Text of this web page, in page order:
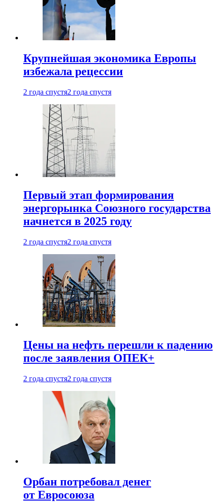
Крупнейшая экономика Европы
избежала рецессии
2 года спустя2 года спустя
Первый этап формирования
энергорынка Союзного государства
начнется в 2025 году
2 года спустя2 года спустя
Цены на нефть перешли к падению
после заявления ОПЕК+
2 года спустя2 года спустя
Орбан потребовал денег
от Евросоюза